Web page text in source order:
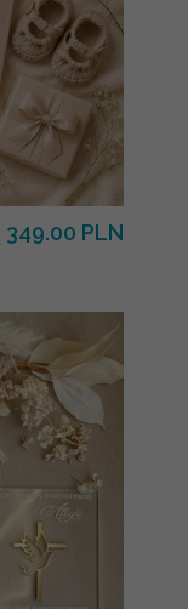
349.00 PLN